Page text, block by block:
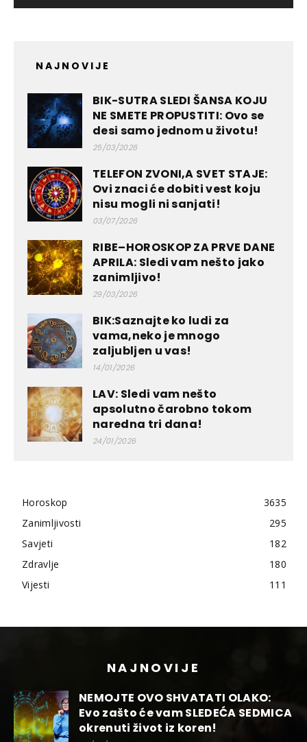
NAJNOVIJE
BIK-SUTRA SLEDI ŠANSA KOJU
NE SMETE PROPUSTITI: Ovo se
desi samo jednom u životu!
25/03/2026
TELEFON ZVONI,A SVET STAJE:
Ovi znaci će dobiti vest koju
nisu mogli ni sanjati!
03/07/2026
RIBE–HOROSKOP ZA PRVE DANE
APRILA: Sledi vam nešto jako
zanimljivo!
29/03/2026
BIK:Saznajte ko ludi za
vama,neko je mnogo
zaljubljen u vas!
14/01/2026
LAV: Sledi vam nešto
apsolutno čarobno tokom
naredna tri dana!
24/01/2026
Horoskop
3635
Zanimljivosti
295
Savjeti
182
Zdravlje
180
Vijesti
111
NAJNOVIJE
NEMOJTE OVO SHVATATI OLAKO:
Evo zašto će vam SLEDEĆA SEDMICA
okrenuti život iz koren!